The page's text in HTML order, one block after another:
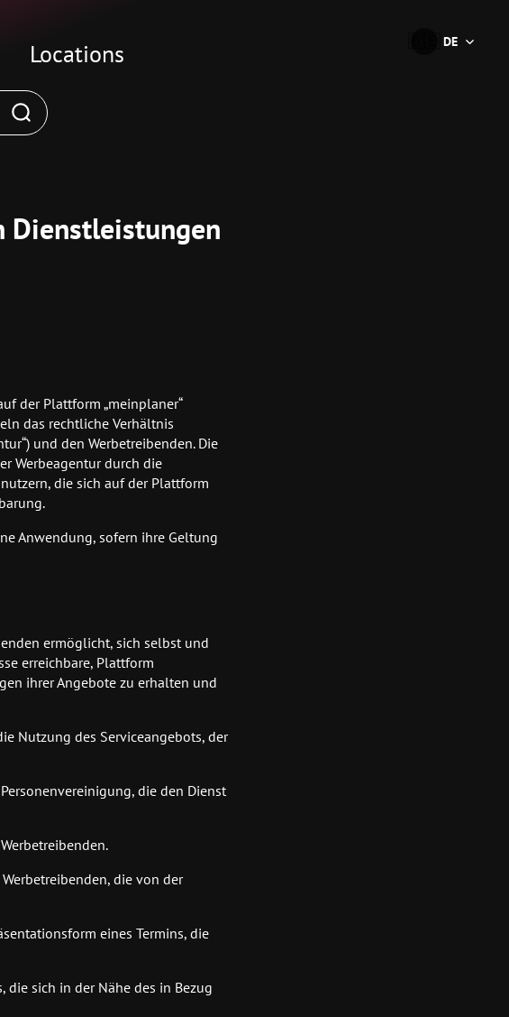
DE
Locations
Dienstleistungen
der Plattform „meinplaner“
das rechtliche Verhältnis
und den Werbetreibenden. Die
Werbeagentur durch die
die sich auf der Plattform
Anwendung, sofern ihre Geltung
ermöglicht, sich selbst und
erreichbare, Plattform
ihrer Angebote zu erhalten und
Nutzung des Serviceangebots, der
die den Dienst
die von der
eines Termins, die
die sich in der Nähe des in Bezug